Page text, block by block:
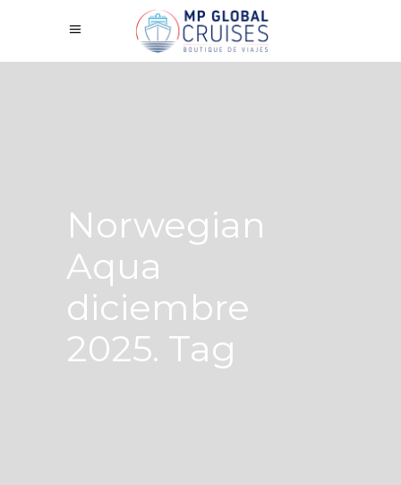
Norwegian
Aqua
diciembre
2025. Tag